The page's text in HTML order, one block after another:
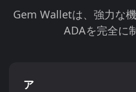
Gem Walletは、強力な
ADAを完全に
ア